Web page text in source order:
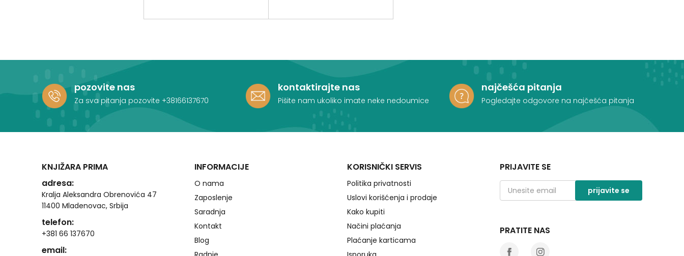
pozovite nas
Za sva pitanja pozovite +38166137670
kontaktirajte nas
Pišite nam ukoliko imate neke nedoumice
najčešća pitanja
Pogledajte odgovore na najčešća pitanja
KNJIŽARA PRIMA
adresa:
Kralja Aleksandra Obrenovića 47
11400 Mladenovac, Srbija
telefon:
+381 66 137670
email:
INFORMACIJE
O nama
Zaposlenje
Saradnja
Kontakt
Blog
KORISNIČKI SERVIS
Politika privatnosti
Uslovi korišćenja i prodaje
Kako kupiti
Načini plaćanja
Plaćanje karticama
PRIJAVITE SE
prijavite se
PRATITE NAS